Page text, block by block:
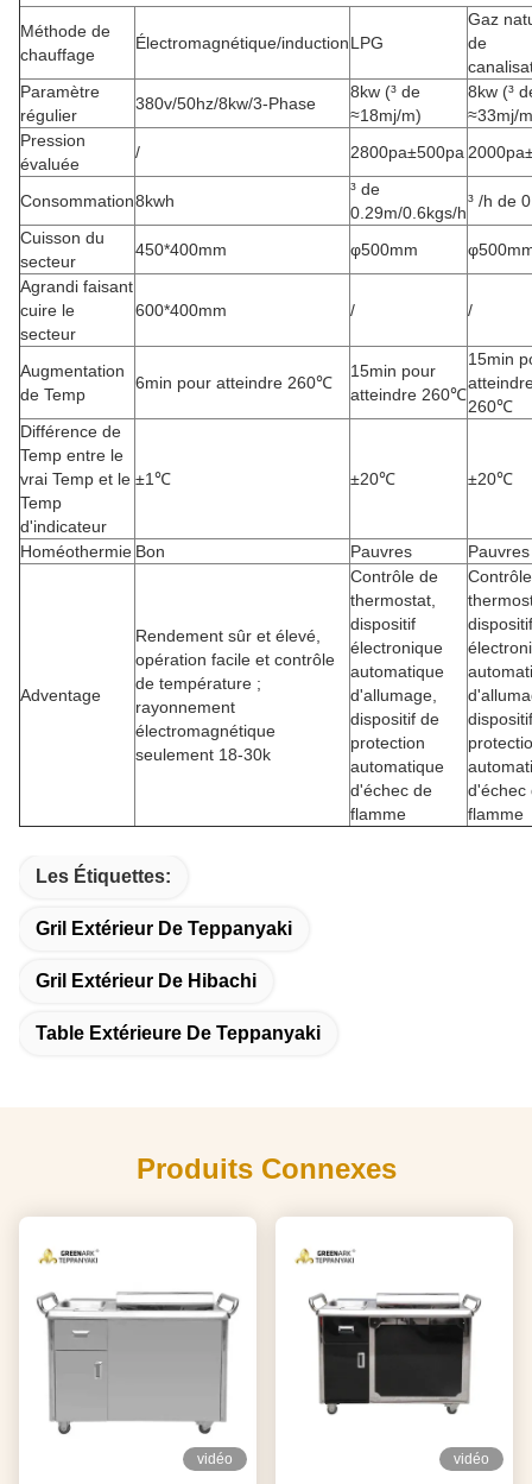
Méthode de
chauffage
Électromagnétique/inductionLPG
Gaz
de
Paramètre
régulier
380v/50hz/8kw/3-Phase
8kw (³ de
≈18mj/m)
8kw (³
≈33mj/
Pression
évaluée
/ 2800pa±500pa
Consommation8kwh
³ de
0.29m/0.6kgs/h
³ /h de
Cuisson du
secteur
450*400mm φ500mm
Agrandi faisant
cuire le
secteur
600*400mm / /
Augmentation
de Temp
6min pour atteindre 260℃
15min pour
atteindre 260℃
15min
260℃
Différence de
Temp entre le
vrai Temp et le
Temp
d'indicateur
±1℃ ±20℃ ±20℃
Homéothermie Bon Pauvres Pauvres
Adventage
Rendement sûr et élevé,
opération facile et contrôle
de température ;
rayonnement
électromagnétique
seulement 18-30k
Contrôle de
thermostat,
dispositif
électronique
automatique
d'allumage,
dispositif de
protection
automatique
d'échec de
flamme
dispositif
d'échec
flamme
Les Étiquettes:
Gril Extérieur De Teppanyaki
Gril Extérieur De Hibachi
Table Extérieure De Teppanyaki
Produits Connexes
vidéo vidéo